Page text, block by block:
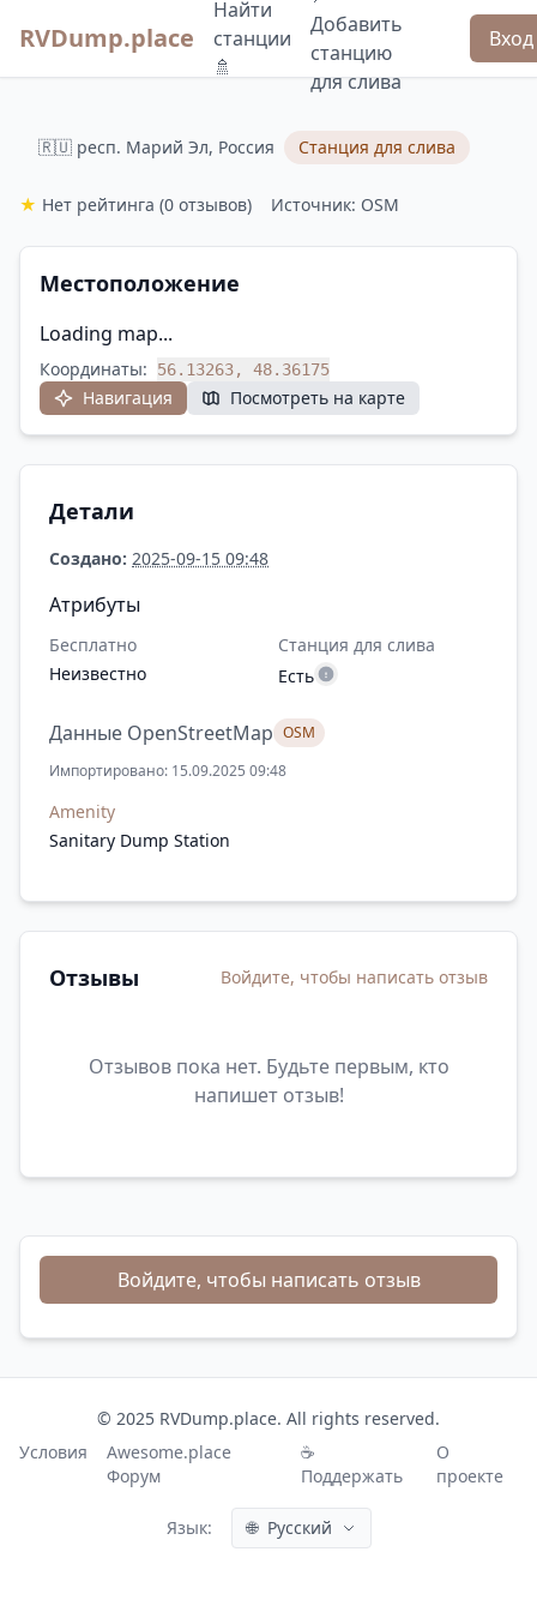
RVDump.place
Найти
станции
🚿
Добавить
станцию
для слива
Вход
🇷🇺 респ. Марий Эл, Россия Станция для слива
★ Нет рейтинга (0 отзывов) Источник: OSM
Местоположение
Loading map...
Координаты: 56.13263, 48.36175
Навигация Посмотреть на карте
Детали
Создано: 2025-09-15 09:48
Атрибуты
Бесплатно
Неизвестно
Станция для слива
Есть
Данные OpenStreetMap OSM
Импортировано: 15.09.2025 09:48
Amenity
Sanitary Dump Station
Отзывы Войдите, чтобы написать отзыв
Отзывов пока нет. Будьте первым, кто
напишет отзыв!
Войдите, чтобы написать отзыв
© 2025 RVDump.place. All rights reserved.
Условия
Awesome.place
Форум
☕
Поддержать
О
проекте
Язык: 🌐 Русский